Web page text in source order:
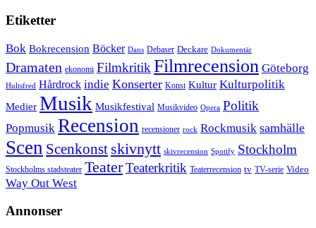
Etiketter
Bok Bokrecension Böcker Dans Debaser Deckare Dokumentär
Dramaten ekonomi Filmkritik Filmrecension Göteborg
Hultsfred Hårdrock indie Konserter Konst Kultur Kulturpolitik
Medier Musik Musikfestival Musikvideo Opera Politik
Popmusik Recension recensioner rock Rockmusik samhälle
Scen Scenkonst skivnytt skivrecension Spotify Stockholm
Stockholms stadsteater TeaterTeaterkritik Teaterrecension tv TV-serie Video
Way Out West
Annonser